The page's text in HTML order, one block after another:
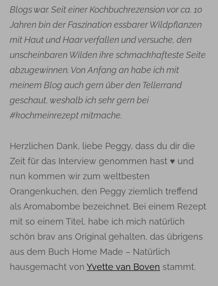
Blogs war. Seit einer Kochbuchrezension vor ca. 10
Jahren bin der Faszination essbarer Wildpflanzen
mit Haut und Haar verfallen und versuche, den
unscheinbaren Wilden ihre schmackhafteste Seite
abzugewinnen. Von Anfang an habe ich mit
meinem Blog auch gern über den Tellerrand
geschaut, weshalb ich sehr gern bei
#kochmeinrezept mitmache.
Herzlichen Dank, liebe Peggy, dass du dir die
Zeit für das Interview genommen hast ♥ und
nun kommen wir zum weltbesten
Orangenkuchen, den Peggy ziemlich treffend
als Aromabombe bezeichnet. Bei einem Rezept
mit so einem Titel, habe ich mich natürlich
schön brav ans Original gehalten, das übrigens
aus dem Buch Home Made – Natürlich
hausgemacht von Yvette van Boven stammt.